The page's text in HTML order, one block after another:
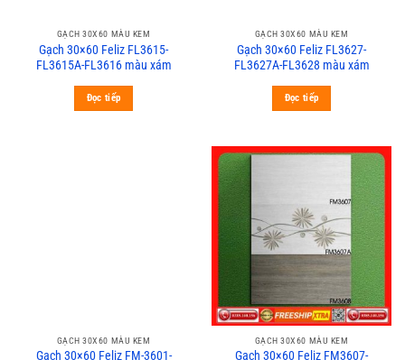
GẠCH 30X60 MÀU KEM
Gạch 30×60 Feliz FL3615-
FL3615A-FL3616 màu xám
Đọc tiếp
GẠCH 30X60 MÀU KEM
Gạch 30×60 Feliz FL3627-
FL3627A-FL3628 màu xám
Đọc tiếp
GẠCH 30X60 MÀU KEM
Gạch 30×60 Feliz FM-3601-
GẠCH 30X60 MÀU KEM
Gạch 30×60 Feliz FM3607-